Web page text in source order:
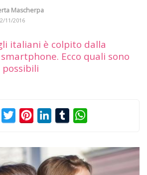
Mascherpa
11/2016
italiani è colpito dalla
Ecco quali sono
possibili
FacebookTwitterPinterestLinkedInTumblr